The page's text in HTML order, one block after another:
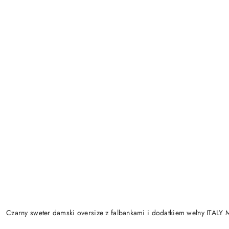
Czarny sweter damski oversize z falbankami i dodatkiem wełny ITALY